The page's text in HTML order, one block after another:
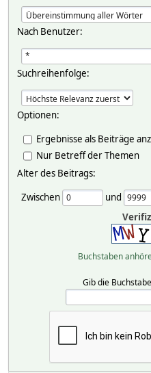
Nach Benutzer:
Suchreihenfolge:
Optionen:
Ergebnisse als Beiträge
Nur Betreff der Themen
Alter des Beitrags:
Zwischen
und
Buchstaben
Gib die